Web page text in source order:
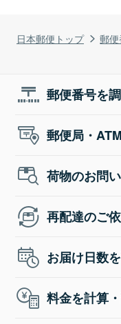
日本郵便トップ 郵
郵便番号を
郵便局・
荷物のお問
再配達のご
お届け日数
料金を計算